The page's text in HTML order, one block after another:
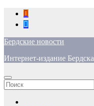
Перейти
содержимому
Бердские новости
Интернет-издание Бердска